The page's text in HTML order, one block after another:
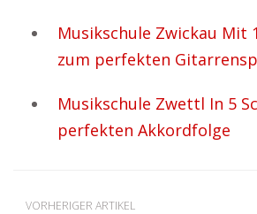
Musikschule Zwickau Mit
zum perfekten
Musikschule Zwettl In 5
perfekten Akkordfolge
VORHERIGER ARTIKEL